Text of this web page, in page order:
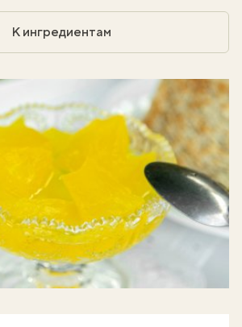
К ингредиентам